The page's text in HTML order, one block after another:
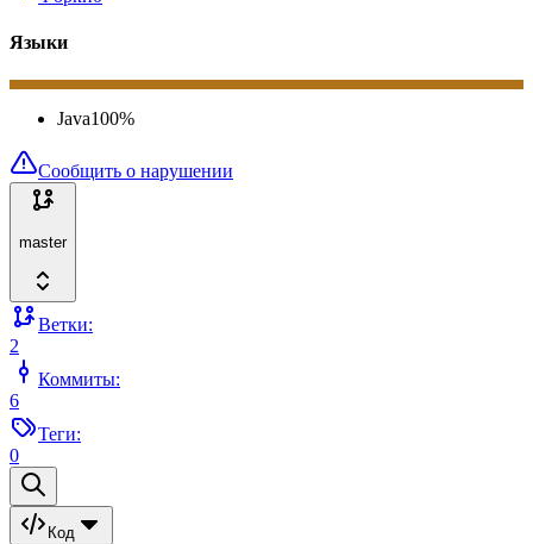
Языки
Java100%
Сообщить о нарушении
master
Ветки:
2
Коммиты:
6
Теги:
0
Код